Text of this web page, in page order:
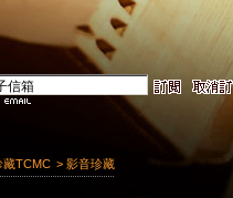
藏TCMC > 影音珍藏